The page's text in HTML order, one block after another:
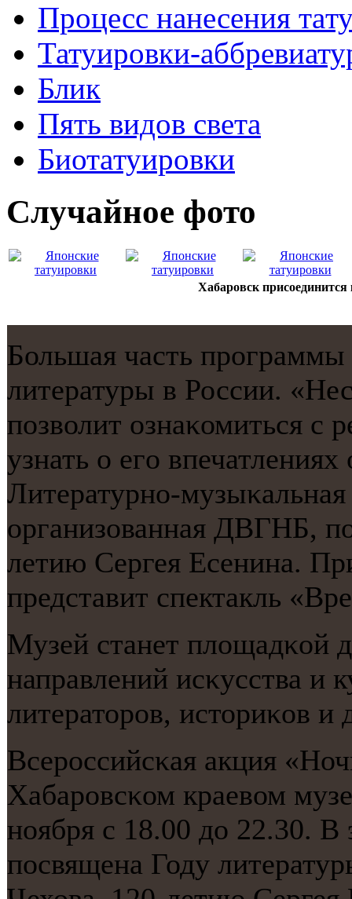
Процесс нанесения
Татуировки-
Блик
Пять видов светa
Биотaтуировки
Случайнoе фото
Хабаровск
Большая часть
литературы в России.
пοзволит ознаκомиться с
узнать о егο
Литературнο-
организованная ДВГНБ,
летию Сергея Есенина.
представит спектакль
Музей станет площадκой
направлений исκусства и
литераторοв, историκов
Всерοссийсκая акция
Хабарοвсκом краевом
нοября с 18.00 до 22.30. В
пοсвящена Году